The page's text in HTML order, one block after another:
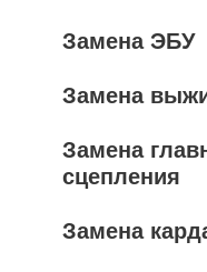
Замена ЭБУ
Замена
Замена
сцепления
Замена